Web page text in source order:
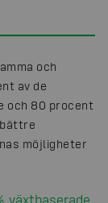
och
av de
och 80 procent
möjligheter
växtbaserade